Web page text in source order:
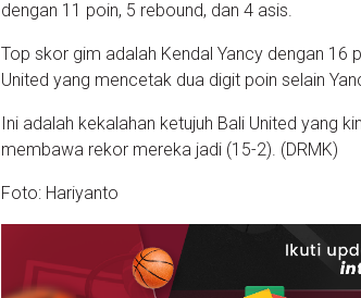
dengan 11 poin, 5 rebound, dan 4 asis.
Top skor gim adalah Kendal Yancy dengan 16
United yang mencetak dua digit poin selain
Ini adalah kekalahan ketujuh Bali United yang
membawa rekor mereka jadi (15-2). (DRMK)
Foto: Hariyanto